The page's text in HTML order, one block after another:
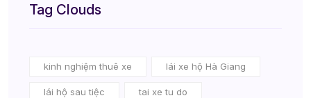
Tag Clouds
kinh nghiệm thuê xe lái xe hộ Hà Giang
lái hộ sau tiệc tai xe tu do